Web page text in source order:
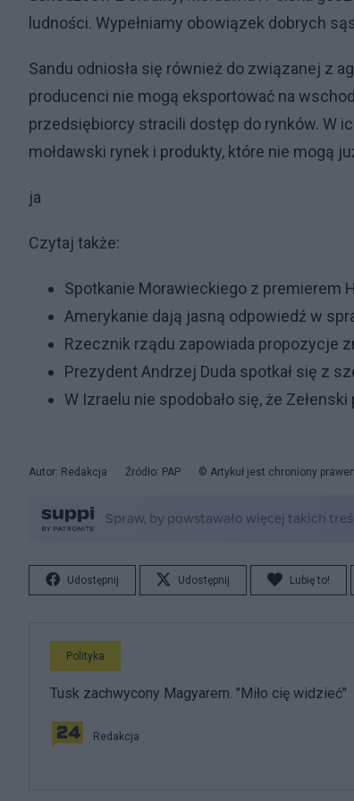
ludności. Wypełniamy obowiązek dobrych
Sandu odniosła się również do związanej z
producenci nie mogą eksportować na
przedsiębiorcy stracili dostęp do rynków. W
mołdawski rynek i produkty, które nie mogą
ja
Czytaj także:
Spotkanie Morawieckiego z premierem
Amerykanie dają jasną odpowiedź w
Rzecznik rządu zapowiada propozycje
Prezydent Andrzej Duda spotkał się z
W Izraelu nie spodobało się, że
Autor: Redakcja Źródło: PAP © Artykuł jest chroniony
Udostępnij Udostępnij Lubię to!
Polityka
Tusk zachwycony Magyarem. "Miło cię widzieć"
Redakcja